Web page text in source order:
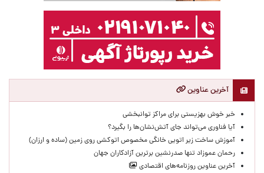
آخرین عناوین
خبر خوش بهزیستی برای مراکز توانبخشی
آیا فناوری می‌تواند جای آتش‌نشان‌ها را بگیرد؟
آموزش ساخت زیر اتویی خانگی مخصوص اتوکشی روی زمین (ساده و ارزان)
رحمان عموزاد تنها صدرنشین برترین آزادکاران جهان
آخرین عناوین روزنامه‌های اقتصادی